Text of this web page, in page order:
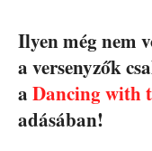
Ilyen még nem
a versenyzők
a Dancing with
adásában!